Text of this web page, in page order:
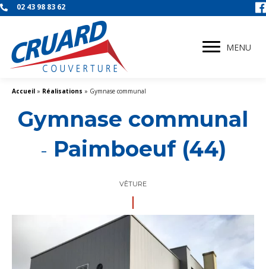
02 43 98 83 62
MENU
Accueil » Réalisations » Gymnase communal
Gymnase communal
- Paimboeuf (44)
VÊTURE